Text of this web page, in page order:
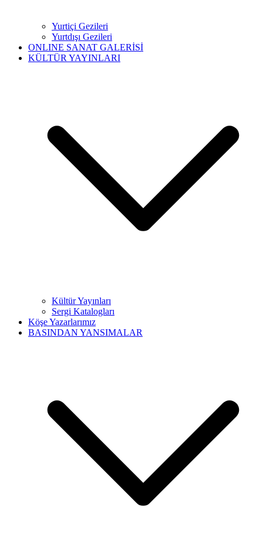
Yurtiçi Gezileri
Yurtdışı Gezileri
ONLINE SANAT GALERİSİ
KÜLTÜR YAYINLARI
Kültür Yayınları
Sergi Katalogları
Köşe Yazarlarımız
BASINDAN YANSIMALAR